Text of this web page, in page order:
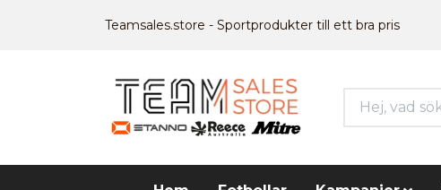
Teamsales.store - Sportprodukter till ett bra pris